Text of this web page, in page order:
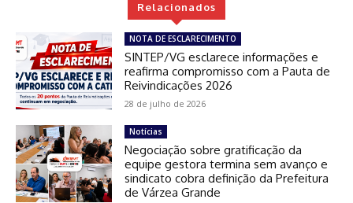
Relacionados
NOTA DE ESCLARECIMENTO
SINTEP/VG esclarece informações e
reafirma compromisso com a Pauta de
Reivindicações 2026
28 de julho de 2026
Notícias
Negociação sobre gratificação da
equipe gestora termina sem avanço e
sindicato cobra definição da Prefeitura
de Várzea Grande